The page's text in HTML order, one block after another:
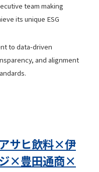
team making
its unique ESG
to data-driven
and alignment
サヒ飲料×伊
×豊田通商×